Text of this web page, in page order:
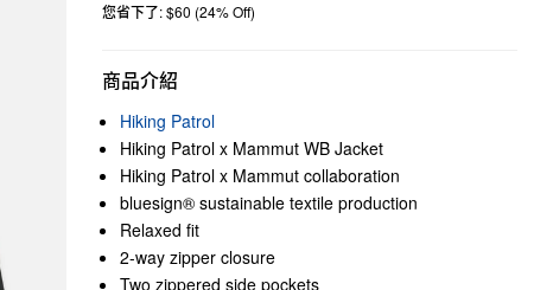
您省下了: $60 (24% Off)
商品介紹
Hiking Patrol
Hiking Patrol x Mammut WB Jacket
Hiking Patrol x Mammut collaboration
bluesign® sustainable textile production
Relaxed fit
2-way zipper closure
Two zippered side pockets